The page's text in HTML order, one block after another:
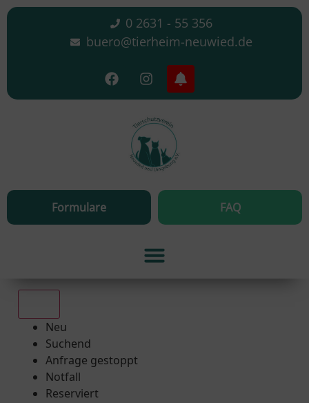
0 2631 - 55 356
buero@tierheim-neuwied.de
Formulare FAQ
Neu
Suchend
Anfrage gestoppt
Notfall
Reserviert